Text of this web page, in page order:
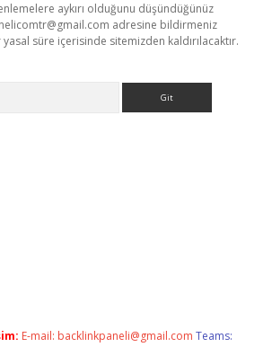
aykırı olduğunu düşündüğünüz
adresine bildirmeniz
süre içerisinde sitemizden kaldırılacaktır.
E-mail: backlinkpaneli@gmail.com Teams: